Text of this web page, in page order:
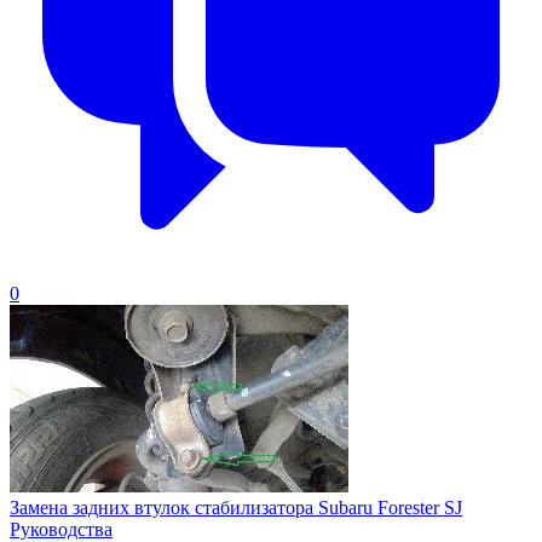
0
Замена задних втулок стабилизатора Subaru Forester SJ
Руководства